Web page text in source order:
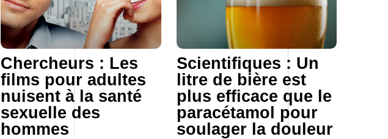
Chercheurs : Les
films pour adultes
nuisent à la santé
sexuelle des
hommes
Scientifiques : Un
litre de bière est
plus efficace que le
paracétamol pour
soulager la douleur